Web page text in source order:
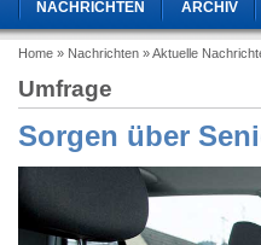
NACHRICHTEN ARCHIV
Home » Nachrichten » Aktuelle
Umfrage
Sorgen über